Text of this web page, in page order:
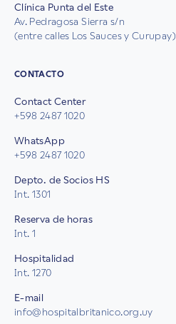
Clínica Punta del Este
Av. Pedragosa Sierra s/n
(entre calles Los Sauces y Curupay)
CONTACTO
Contact Center
+598 2487 1020
WhatsApp
+598 2487 1020
Depto. de Socios HS
Int. 1301
Reserva de horas
Int. 1
Hospitalidad
Int. 1270
E-mail
info@hospitalbritanico.org.uy